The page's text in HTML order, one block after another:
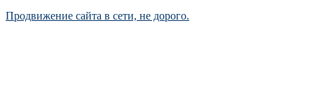
Продвижение сайта в сети, не дорого.